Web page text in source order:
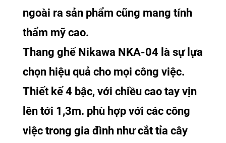
ngoài ra sản phẩm cũng mang tính
thẩm mỹ cao.
Thang ghế Nikawa NKA-04 là sự lựa
chọn hiệu quả cho mọi công việc.
Thiết kế 4 bậc, với chiều cao tay vịn
lên tới 1,3m. phù hợp với các công
việc trong gia đình như cắt tỉa cây